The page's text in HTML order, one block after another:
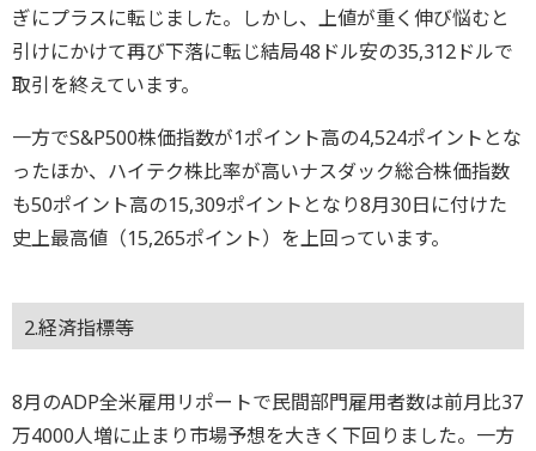
ぎにプラスに転じました。しかし、上値が重く伸び悩むと
引けにかけて再び下落に転じ結局48ドル安の35,312ドルで
取引を終えています。
一方でS&P500株価指数が1ポイント高の4,524ポイントとな
ったほか、ハイテク株比率が高いナスダック総合株価指数
も50ポイント高の15,309ポイントとなり8月30日に付けた
史上最高値（15,265ポイント）を上回っています。
2.経済指標等
8月のADP全米雇用リポートで民間部門雇用者数は前月比37
万4000人増に止まり市場予想を大きく下回りました。一方